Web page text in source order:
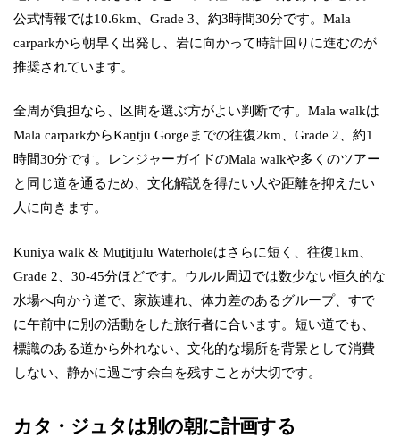
公式情報では10.6km、Grade 3、約3時間30分です。Mala
carparkから朝早く出発し、岩に向かって時計回りに進むのが
推奨されています。
全周が負担なら、区間を選ぶ方がよい判断です。Mala walkは
Mala carparkからKaṉtju Gorgeまでの往復2km、Grade 2、約1
時間30分です。レンジャーガイドのMala walkや多くのツアー
と同じ道を通るため、文化解説を得たい人や距離を抑えたい
人に向きます。
Kuniya walk & Muṯitjulu Waterholeはさらに短く、往復1km、
Grade 2、30-45分ほどです。ウルル周辺では数少ない恒久的な
水場へ向かう道で、家族連れ、体力差のあるグループ、すで
に午前中に別の活動をした旅行者に合います。短い道でも、
標識のある道から外れない、文化的な場所を背景として消費
しない、静かに過ごす余白を残すことが大切です。
カタ・ジュタは別の朝に計画する